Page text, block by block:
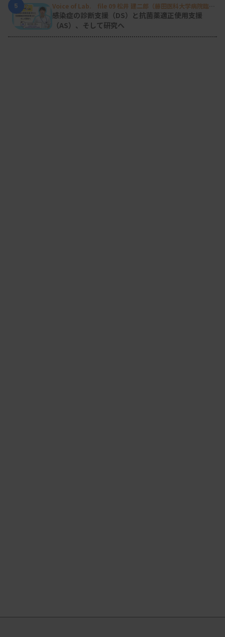
5
Voice of Lab. file 09 松井 建二郎（藤田医科大学病院臨床
検査部微生物遺伝子検査室）
感染症の診断支援（DS）と抗菌薬適正使用支援
（AS）、そして研究へ